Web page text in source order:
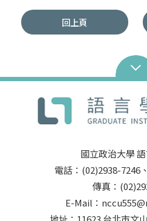
回上頁
國立政治大學
電話：(02)2938-7246
傳真：
E-Mail：